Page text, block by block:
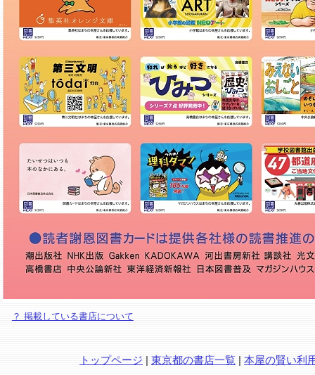
？ 掲載している書店について
トップページ | 東京都の書店一覧 | 本屋の賢い利